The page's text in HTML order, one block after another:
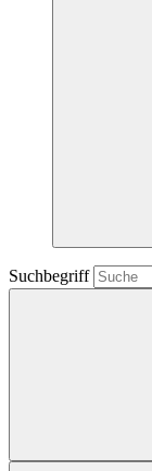
Suchbegriff